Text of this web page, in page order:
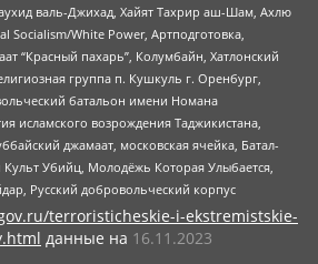
валь-Джихад, Хайят Тахрир аш-Шам, Ахлю
Socialism/White Power, Артподготовка,
“Красный пахарь”, Колумбайн, Хатлонский
группа п. Кушкуль г. Оренбург,
батальон имени Номана
исламского возрождения Таджикистана,
джамаат, московская ячейка, Батал-
Убийц, Молодёжь Которая Улыбается,
Русский добровольческий корпус
terroristicheskie-i-ekstremistskie-
данные на 16.11.2023